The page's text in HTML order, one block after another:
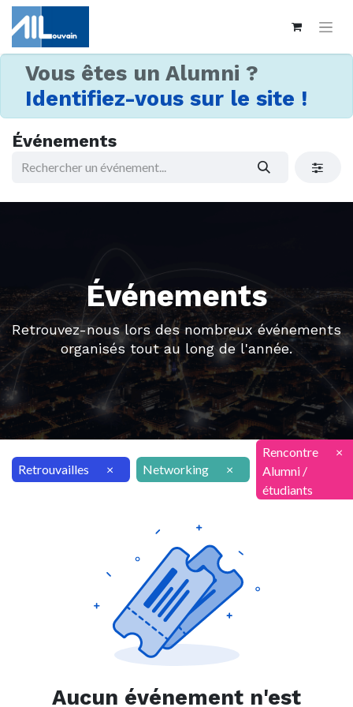
Vous êtes un Alumni ?
Identifiez-vous sur le site !
Événements
Événements
Retrouvez-nous lors des nombreux événements
organisés tout au long de l'année.
Retrouvailles × Networking ×
Rencontre
Alumni /
étudiants
×
Aucun événement n'est